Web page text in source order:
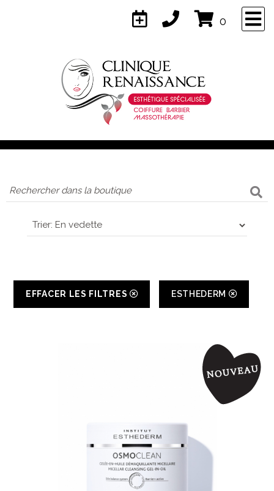
0
EFFACER LES FILTRES ESTHEDERM
×
Naviguez
Équipe
Contact
Mon panier